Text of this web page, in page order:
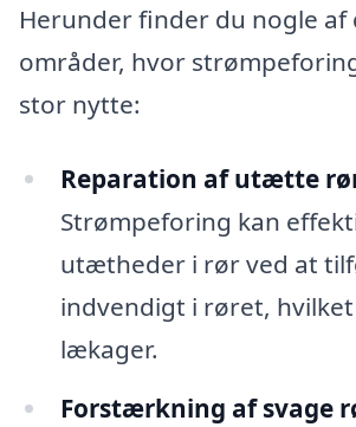
Herunder finder du nogle af
områder, hvor
stor nytte:
Reparation af utætte
Strømpeforing kan
utætheder i rør ved at
indvendigt i røret,
lækager.
Forstærkning af svage